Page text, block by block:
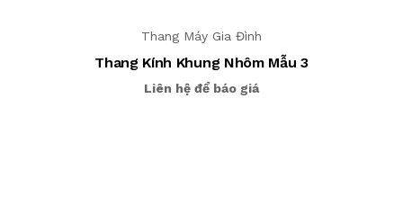
Thang Máy Gia Đình
Thang Kính Khung Nhôm Mẫu 3
Liên hệ để báo giá